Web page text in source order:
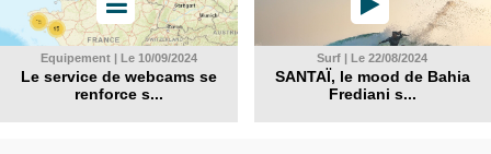
Equipement | Le 10/09/2024
Le service de webcams se
renforce s...
Surf | Le 22/08/2024
SANTAÏ, le mood de Bahia
Frediani s...